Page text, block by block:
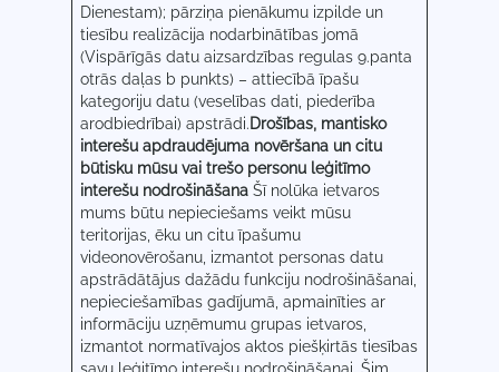
Dienestam); pārziņa pienākumu izpilde un
tiesību realizācija nodarbinātības jomā
(Vispārīgās datu aizsardzības regulas 9.panta
otrās daļas b punkts) – attiecībā īpašu
kategoriju datu (veselības dati, piederība
arodbiedrībai) apstrādi.Drošības, mantisko
interešu apdraudējuma novēršana un citu
būtisku mūsu vai trešo personu leģitīmo
interešu nodrošināšana Šī nolūka ietvaros
mums būtu nepieciešams veikt mūsu
teritorijas, ēku un citu īpašumu
videonovērošanu, izmantot personas datu
apstrādātājus dažādu funkciju nodrošināšanai,
nepieciešamības gadījumā, apmainīties ar
informāciju uzņēmumu grupas ietvaros,
izmantot normatīvajos aktos piešķirtās tiesības